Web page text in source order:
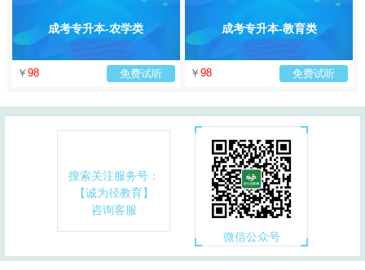
成考专升本-农学类
￥ 98 免费试听
成考专升本-教育类
￥ 98 免费试听
搜索关注服务号：
【诚为径教育】
咨询客服
微信公众号